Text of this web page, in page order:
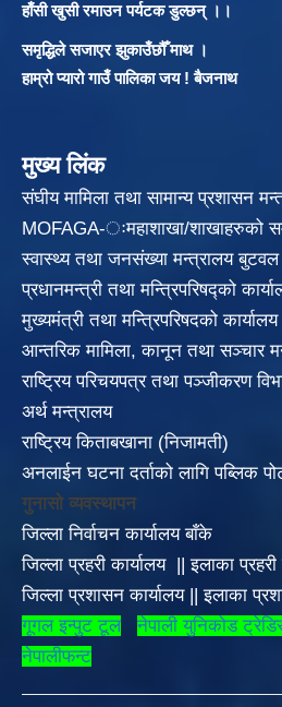
हाँसी खुसी रमाउन पर्यटक डुल्छन् ।।
समृद्धिले सजाएर झुकाउँछौँ माथ ।
हाम्रो प्यारो गाउँ पालिका जय ! बैजनाथ
मुख्य लिंक
संघीय मामिला तथा सामान्य प्रशासन
MOFAGA-ःमहाशाखा/शाखाहरुको
स्वास्थ्य तथा जनसंख्या मन्त्रालय बुटवल
प्रधानमन्त्री तथा मन्त्रिपरिषद्को
मुख्यमंत्री तथा मन्त्रिपरिषदको कार्यालय
आन्तरिक मामिला, कानून तथा सञ्चार
राष्ट्रिय परिचयपत्र तथा पञ्जीकरण
अर्थ मन्त्रालय
राष्ट्रिय किताबखाना (निजामती)
अनलाईन घटना दर्ताको लागि पब्लिक
गुनासो व्यवस्थापन
जिल्ला निर्वाचन कार्यालय बाँके
जिल्ला प्रहरी कार्यालय
||इलाका
जिल्ला प्रशासन कार्यालय||इलाका
गूगल इन्पुट टूल
नेपाली युनिकोड
नेपालीफन्ट